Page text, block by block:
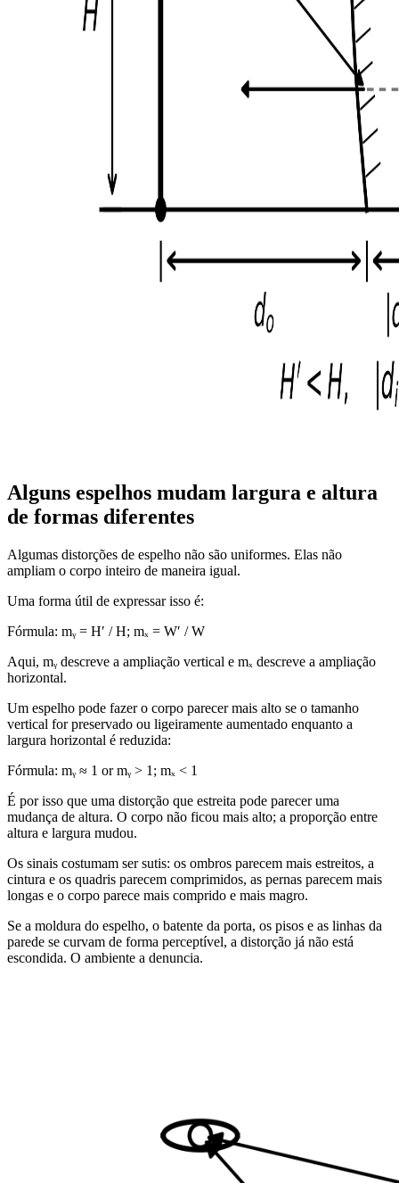
Alguns espelhos mudam largura e altura
de formas diferentes
Algumas distorções de espelho não são uniformes. Elas não
ampliam o corpo inteiro de maneira igual.
Uma forma útil de expressar isso é:
Fórmula: mᵧ = H′ / H; mₓ = W′ / W
Aqui, mᵧ descreve a ampliação vertical e mₓ descreve a ampliação
horizontal.
Um espelho pode fazer o corpo parecer mais alto se o tamanho
vertical for preservado ou ligeiramente aumentado enquanto a
largura horizontal é reduzida:
Fórmula: mᵧ ≈ 1 or mᵧ > 1; mₓ < 1
É por isso que uma distorção que estreita pode parecer uma
mudança de altura. O corpo não ficou mais alto; a proporção entre
altura e largura mudou.
Os sinais costumam ser sutis: os ombros parecem mais estreitos, a
cintura e os quadris parecem comprimidos, as pernas parecem mais
longas e o corpo parece mais comprido e mais magro.
Se a moldura do espelho, o batente da porta, os pisos e as linhas da
parede se curvam de forma perceptível, a distorção já não está
escondida. O ambiente a denuncia.